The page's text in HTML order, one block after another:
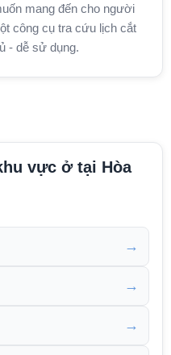
mang đến cho người
công cụ tra cứu lịch cắt
- dễ sử dụng.
vực ở tại Hòa
→
→
→